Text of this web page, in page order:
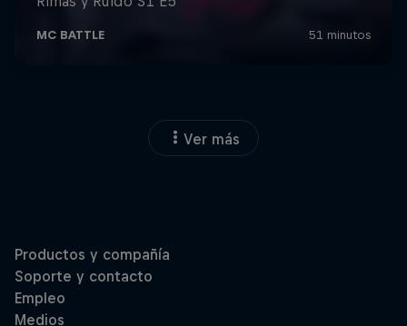
Ver más